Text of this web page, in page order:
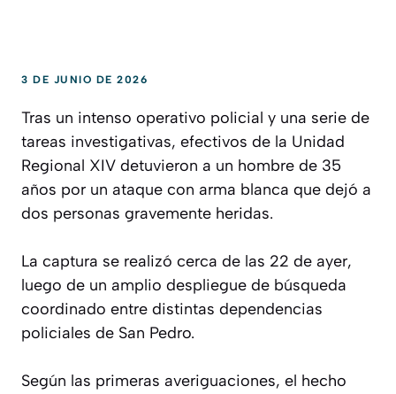
3 DE JUNIO DE 2026
Tras un intenso operativo policial y una serie de
tareas investigativas, efectivos de la Unidad
Regional XIV detuvieron a un hombre de 35
años por un ataque con arma blanca que dejó a
dos personas gravemente heridas.
La captura se realizó cerca de las 22 de ayer,
luego de un amplio despliegue de búsqueda
coordinado entre distintas dependencias
policiales de San Pedro.
Según las primeras averiguaciones, el hecho